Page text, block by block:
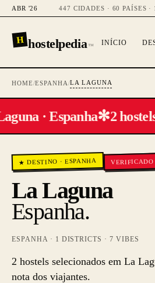
ABR '26 447 CIDADES · 60 PAÍSES ·
H hostelpedia™ INÍCIO
HOME/ESPANHA/LA LAGUNA
· Espanha✻2 hostels
★ DESTINO ·ESPANHA VERIFICADO
La Laguna
Espanha.
ESPANHA· 1 DISTRICTS ·7 VIBES
2 hostels selecionados em La
nota dos viajantes.